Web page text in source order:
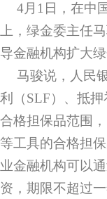
4月1日，在中
上，绿金委主任
导金融机构扩大
马骏说，人民
利（SLF）、抵
合格担保品范围
等工具的合格担
业金融机构可以
资，期限不超过